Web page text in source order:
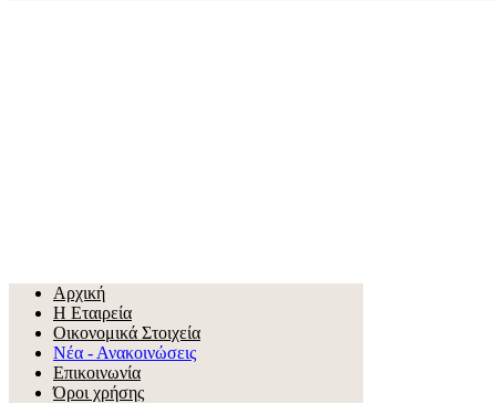
Αρχική
Η Εταιρεία
Οικονομικά Στοιχεία
Νέα - Ανακοινώσεις
Επικοινωνία
Όροι χρήσης